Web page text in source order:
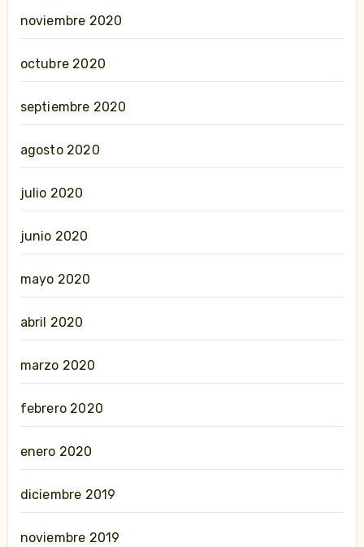
noviembre 2020
octubre 2020
septiembre 2020
agosto 2020
julio 2020
junio 2020
mayo 2020
abril 2020
marzo 2020
febrero 2020
enero 2020
diciembre 2019
noviembre 2019